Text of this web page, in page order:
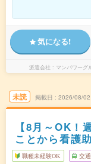
気になる!
派遣会社 マンパワー
未読 掲載日 2026/08/02
【8月～OK！
ことから看護
職種未経験OK 交